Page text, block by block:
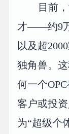
目前
才——约9万
以及超
独角兽。
何一个
客户或投
为“超级个